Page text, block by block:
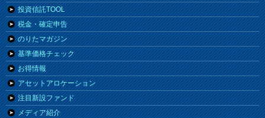
投資信託TOOL
税金・確定申告
のりたマガジン
基準価格チェック
お得情報
アセットアロケーション
注目新設ファンド
メディア紹介